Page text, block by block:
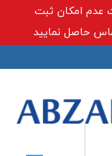
عدم امکان ثبت